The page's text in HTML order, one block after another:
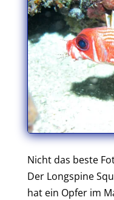
Nicht das beste
Der Longspine
hat ein Opfer im